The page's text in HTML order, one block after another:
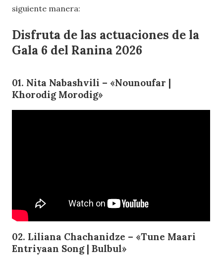
siguiente manera:
Disfruta de las actuaciones de la
Gala 6 del Ranina 2026
01. Nita Nabashvili – «Nounoufar |
Khorodig Morodig»
02. Liliana Chachanidze – «Tune Maari
Entriyaan Song | Bulbul»